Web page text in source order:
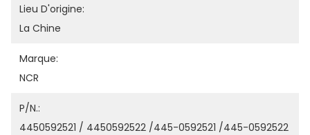
Lieu D'origine:
La Chine
Marque:
NCR
P/N.:
4450592521 / 4450592522 /445-0592521 /445-0592522